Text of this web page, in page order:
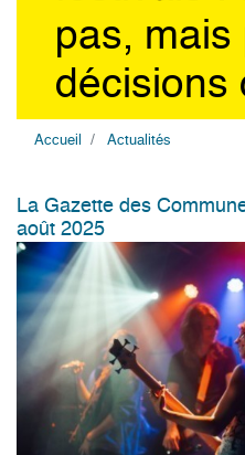
pas, mais
décisions
Accueil Actualités
La Gazette des
août 2025